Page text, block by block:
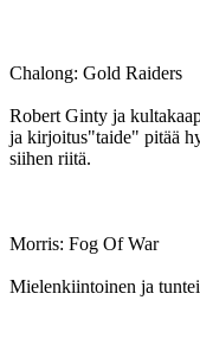
Chalong: Gold Raiders
Robert Ginty ja
ja kirjoitus"taide" pitää
siihen riitä.
Morris: Fog Of War
Mielenkiintoinen ja